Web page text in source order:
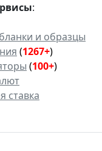
:
и образцы
(1267+)
(100+)
ставка